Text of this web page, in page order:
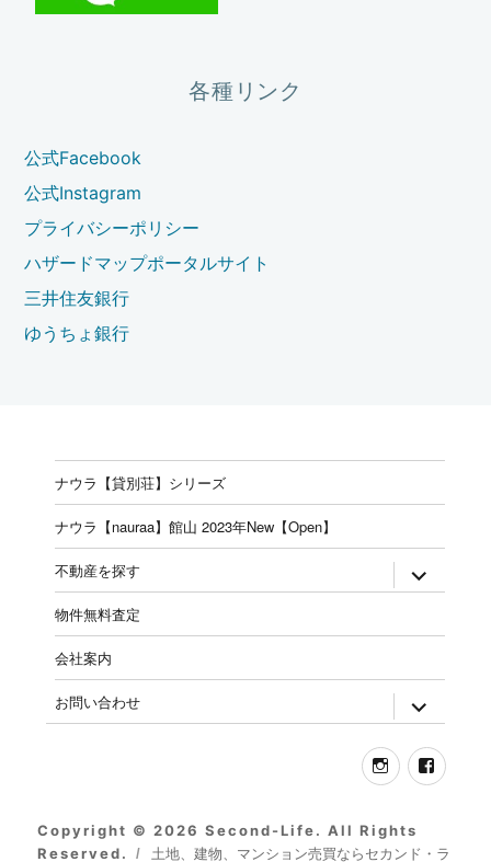
各種リンク
公式Facebook
公式Instagram
プライバシーポリシー
ハザードマップポータルサイト
三井住友銀行
ゆうちょ銀行
ナウラ【貸別荘】シリーズ
ナウラ【nauraa】館山 2023年New【Open】
不動産を探す expand
child
物件無料査定
会社案内
お問い合わせ expand
child
Instagram
Copyright © 2026 Second-Life. All Rights
Reserved.
土地、建物、マンション売買ならセカンド・ラ